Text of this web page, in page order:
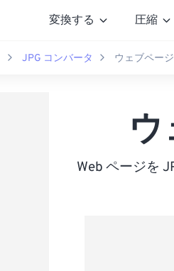
変換する 圧縮
JPG コンバータ ウェブペー
Web ページを